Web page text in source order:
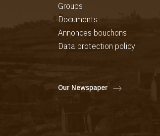
Groups
Documents
Annonces bouchons
Data protection policy
Our Newspaper